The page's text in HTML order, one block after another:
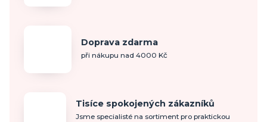
Doprava zdarma
při nákupu nad 4000 Kč
Tisíce spokojených zákazníků
Jsme specialisté na sortiment pro praktickou